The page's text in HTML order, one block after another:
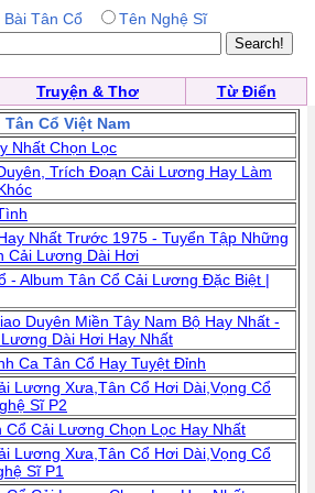
Bài Tân Cổ Tên Nghệ Sĩ
Truyện & Thơ
Từ Điển
Tân Cổ Việt Nam
Nhất Chọn Lọc
Trích Đoạn Cải Lương Hay Làm
Nhất Trước 1975 - Tuyển Tập Những
Cải Lương Dài Hơi
- Album Tân Cổ Cải Lương Đặc Biệt |
Duyên Miền Tây Nam Bộ Hay Nhất -
Dài Hơi Hay Nhất
Ca Tân Cổ Hay Tuyệt Đỉnh
Lương Xưa,Tân Cổ Hơi Dài,Vọng Cổ
Sĩ P2
Cải Lương Chọn Lọc Hay Nhất
Lương Xưa,Tân Cổ Hơi Dài,Vọng Cổ
Sĩ P1